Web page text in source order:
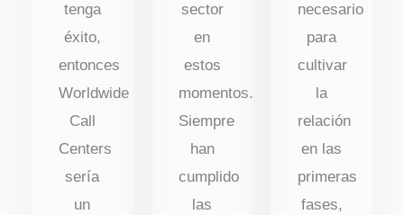
tenga
éxito,
entonces
Worldwide
Call
Centers
sería
un
sector
en
estos
momentos.
Siempre
han
cumplido
las
necesario
para
cultivar
la
relación
en las
primeras
fases,